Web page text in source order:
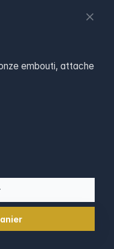
embouti, attache